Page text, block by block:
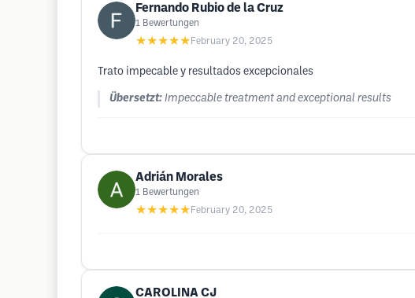
Fernando Rubio de la Cruz
1 Bewertungen
★★★★★ February 20, 2025
Trato impecable y resultados excepcionales
Übersetzt: Impeccable treatment and exceptional results
Adrián Morales
1 Bewertungen
★★★★★ February 20, 2025
CAROLINA CJ